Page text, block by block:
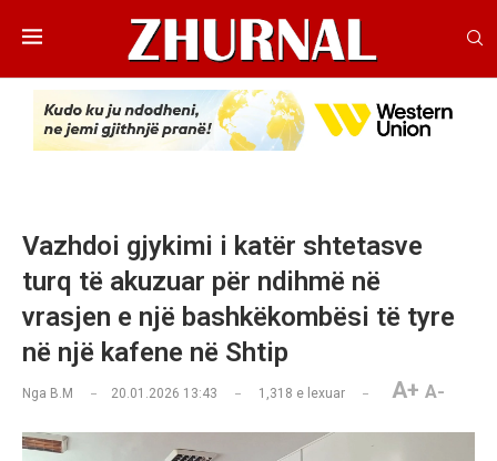
Vazhdoi gjykimi i katër shtetasve
turq të akuzuar për ndihmë në
vrasjen e një bashkëkombësi të tyre
në një kafene në Shtip
Nga B.M 20.01.2026 13:43 1,318 e lexuar A+ A-